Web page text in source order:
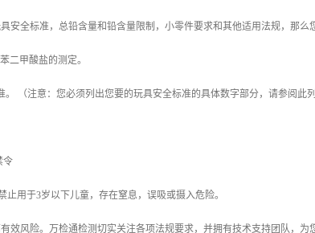
安全标准，总铅含量和铅含量限制，小零件要求和其他适用法规，那么
二甲酸盐的测定。
（注意：您必须列出您要的玩具安全标准的具体数字部分，请参阅此
令
止用于3岁以下儿童，存在窒息，误吸或摄入危险。
效风险。万检通检测切实关注各项法规要求，并拥有技术支持团队，为